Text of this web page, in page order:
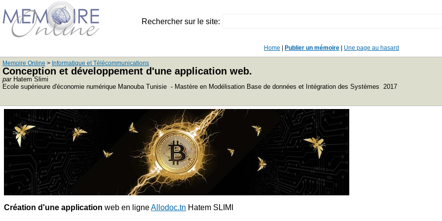
Rechercher sur le site:
Home Publier un mémoire Une page au hasard
Memoire Online > Informatique et Télécommunications
Conception et développement d'une application web.
parHatem Slimi
Ecole supérieure d'économie numérique Manouba Tunisie - Mastère en Modélisation Base de données et Intégration des Systèmes 2017
Création d'une application web en ligneAllodoc.tn Hatem SLIMI